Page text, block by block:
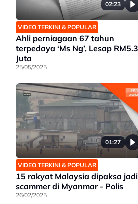
02:23
VIDEO TERKINI & POPULAR
Ahli perniagaan 67 tahun
terpedaya ‘Ms Ng’, Lesap RM5.3
Juta
25/05/2025
01:27
VIDEO TERKINI & POPULAR
15 rakyat Malaysia dipaksa jadi
scammer di Myanmar - Polis
26/02/2025